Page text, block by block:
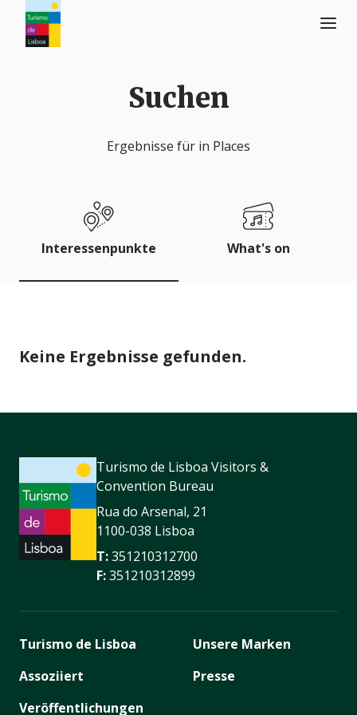
Suchen
Ergebnisse für in Places
Interessenpunkte What's on
Keine Ergebnisse gefunden.
Turismo de Lisboa Visitors &
Convention Bureau
Rua do Arsenal, 21
1100-038 Lisboa
T:351210312700
F:351210312899
Turismo de Lisboa
Assoziiert
Veröffentlichungen
Unsere Marken
Presse